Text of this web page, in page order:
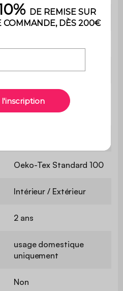
Effet jute : Polypropylène
200x290 cm
1 cm
Oeko-Tex Standard 100
Intérieur / Extérieur
2 ans
usage domestique
uniquement
Non